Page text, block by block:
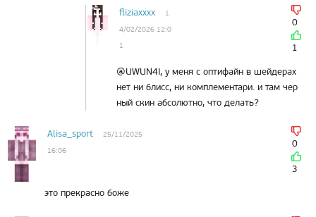
fliziaxxxx
1
4/02/2026 12:0
1
0
1
@UWUN4I, у меня с оптифайн в шейдерах
нет ни блисс, ни комплементари. и там чер
ный скин абсолютно, что делать?
Alisa_sport
25/11/2025
16:06
0
3
это прекрасно боже